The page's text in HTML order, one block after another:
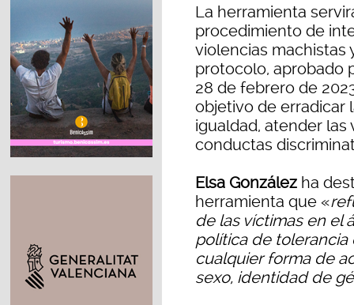
La herramienta
procedimiento de
violencias machistas
protocolo, aprobado
28 de febrero de
objetivo de erradicar
igualdad, atender las
conductas
Elsa González ha
herramienta que «
de las víctimas en el
política de
cualquier forma de
sexo, identidad de